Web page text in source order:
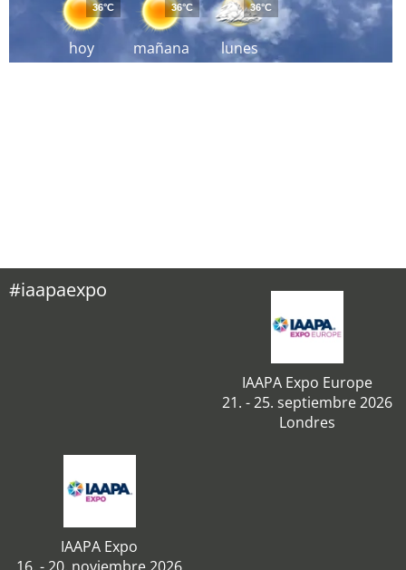
hoy
36°C
mañana
36°C
lunes
36°C
#iaapaexpo
IAAPA Expo Europe
21. - 25. septiembre 2026
Londres
IAAPA Expo